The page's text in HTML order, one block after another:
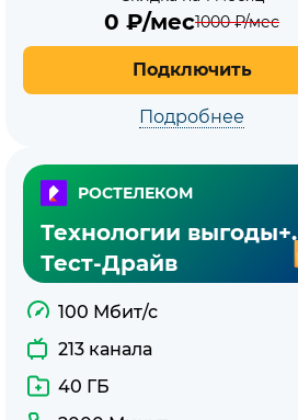
0 ₽/мес1000₽/мес
Подключить
Подробнее
РОСТЕЛЕКОМ
Технологии выгоды+.
Тест-Драйв
100 Мбит/с
213 канала
40 ГБ